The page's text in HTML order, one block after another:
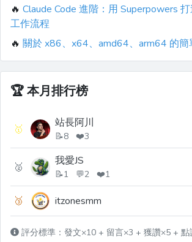
🔥 Claude Code 進階：用 Superpowers
工作流程
🔥 關於 x86、x64、amd64、arm64 的簡
🏆本月排行榜
🥇 站長阿川
📝8 ❤️3
🥈 我愛JS
📝1 💬2 ❤️1
🥉 itzonesmm
評分標準：發文×10 + 留言×3 + 獲讚×5 +